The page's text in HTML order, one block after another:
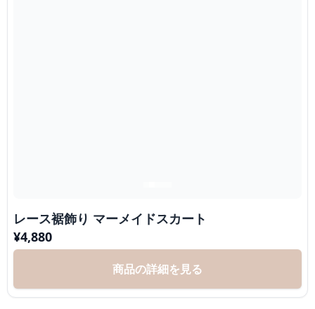
レース裾飾り マーメイドスカート
¥4,880
商品の詳細を見る